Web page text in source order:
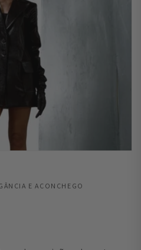
E ACONCHEGO